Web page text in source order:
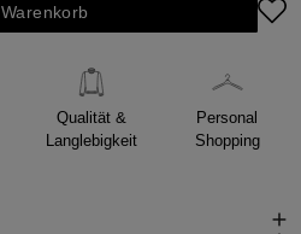
Qualität &
Langlebigkeit
Personal
Shopping